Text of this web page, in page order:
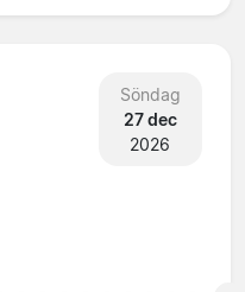
Söndag
27 dec
2026